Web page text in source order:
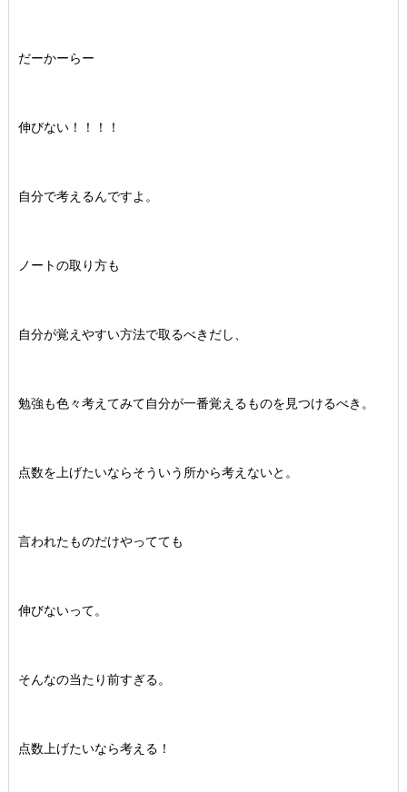
だーかーらー
伸びない！！！！
自分で考えるんですよ。
ノートの取り方も
自分が覚えやすい方法で取るべきだし、
勉強も色々考えてみて自分が一番覚えるものを見つけるべき。
点数を上げたいならそういう所から考えないと。
言われたものだけやってても
伸びないって。
そんなの当たり前すぎる。
点数上げたいなら考える！